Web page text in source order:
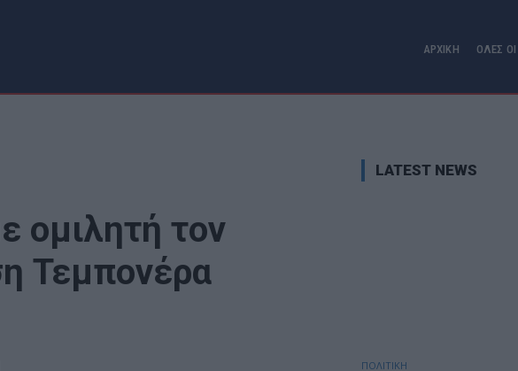
ΑΡΧΙΚΗ ΟΛΕΣ ΟΙ
ομιλητή τον
Τεμπονέρα
LATEST NEWS
ΠΟΛΙΤΙΚΗ